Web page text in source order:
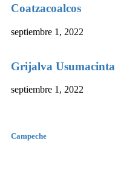
Coatzacoalcos
septiembre 1, 2022
Grijalva Usumacinta
septiembre 1, 2022
Campeche